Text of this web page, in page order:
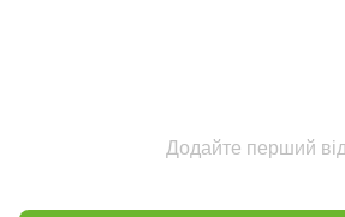
Додайте перший